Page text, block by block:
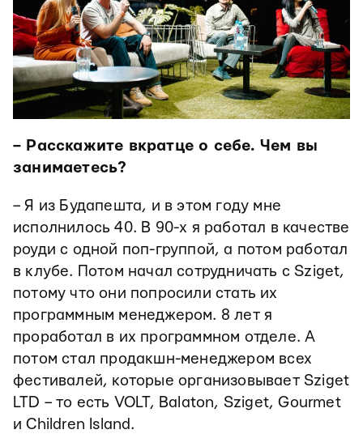
– Расскажите вкратце о себе. Чем вы
занимаетесь?
– Я из Будапешта, и в этом году мне
исполнилось 40. В 90-х я работал в качестве
роуди с одной поп-группой, а потом работал
в клубе. Потом начал сотрудничать с Sziget,
потому что они попросили стать их
программным менеджером. 8 лет я
проработал в их программном отделе. А
потом стал продакшн-менеджером всех
фестивалей, которые организовывает Sziget
LTD – то есть VOLT, Balaton, Sziget, Gourmet
и Children Island.